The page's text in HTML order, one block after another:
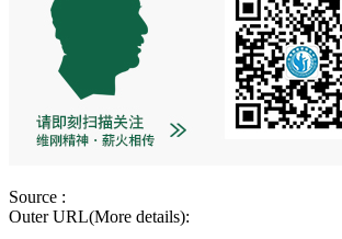
Source :
Outer URL(More details):